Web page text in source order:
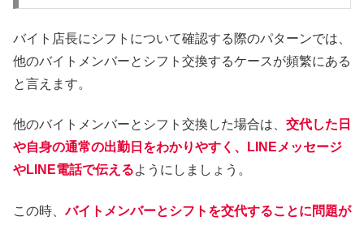
バイト店長にシフトについて確認する際のパターンでは、
他のバイトメンバーとシフト交換するケースが頻繁にある
と言えます。
他のバイトメンバーとシフト交換した場合は、 交代した日
や自身の通常の出勤日をわかりやすく、LINEメッセージ
やLINE電話で伝えるようにしましょう。
この時、バイトメンバーとシフトを交代することに問題が